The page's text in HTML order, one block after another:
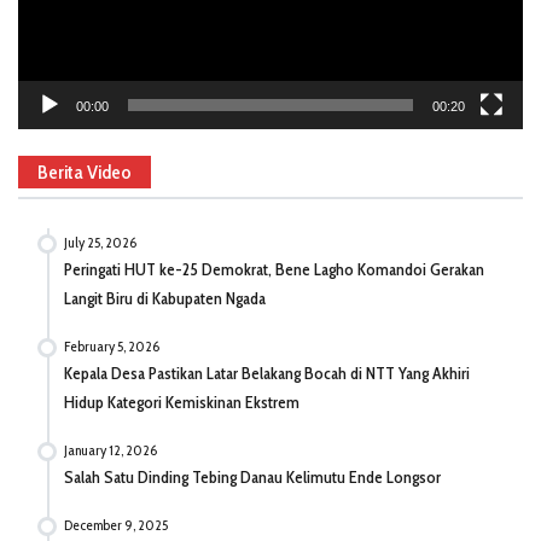
00:00 00:20
Berita Video
July 25, 2026
Peringati HUT ke-25 Demokrat, Bene Lagho Komandoi Gerakan
Langit Biru di Kabupaten Ngada
February 5, 2026
Kepala Desa Pastikan Latar Belakang Bocah di NTT Yang Akhiri
Hidup Kategori Kemiskinan Ekstrem
January 12, 2026
Salah Satu Dinding Tebing Danau Kelimutu Ende Longsor
December 9, 2025